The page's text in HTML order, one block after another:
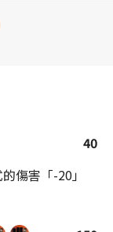
40
傷害「-20」